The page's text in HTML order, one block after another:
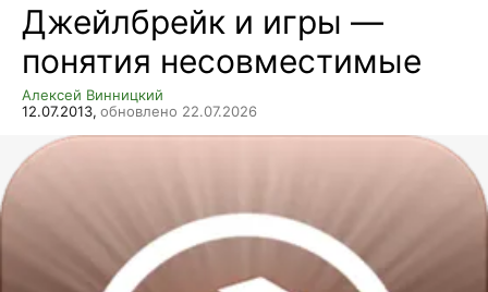
Джейлбрейк и игры —
понятия несовместимые
Алексей Винницкий
12.07.2013, обновлено 22.07.2026